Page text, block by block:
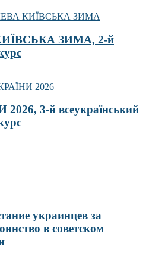
ЗИМА, 2-й
3-й всеукраїнський
украинцев за
в советском